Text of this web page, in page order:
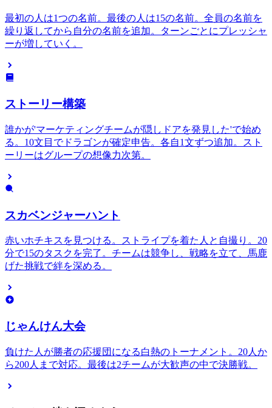
最初の人は1つの名前。最後の人は15の名前。全員の名前を
繰り返してから自分の名前を追加。ターンごとにプレッシャ
ーが増していく。
ストーリー構築
誰かが'マーケティングチームが隠しドアを発見した'で始め
る。10文目でドラゴンが確定申告。各自1文ずつ追加。スト
ーリーはグループの想像力次第。
スカベンジャーハント
赤いホチキスを見つける。ストライプを着た人と自撮り。20
分で15のタスクを完了。チームは競争し、戦略を立て、馬鹿
げた挑戦で絆を深める。
じゃんけん大会
負けた人が勝者の応援団になる白熱のトーナメント。20人か
ら200人まで対応。最後は2チームが大歓声の中で決勝戦。